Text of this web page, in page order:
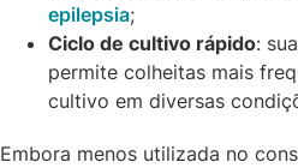
epilepsia;
Ciclo de cultivo rápido:
permite colheitas mais
cultivo em diversas
Embora menos utilizada no